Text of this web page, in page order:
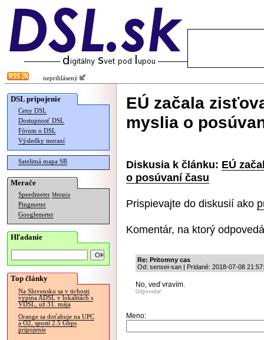
neprihlásený
DSL pripojenie
Ceny DSL
Dostupnosť DSL
Fórum o DSL
Výsledky meraní
Satelitná mapa SR
Merače
Speedmeter Merania
Pingmeter
Googlemeter
Hľadanie
Top články
Na Slovensku sa v tichosti
vypína ADSL v lokalitách s
VDSL, už 31. mája
Orange sa doťahuje na UPC
a O2, spustí 2.5 Gbps
pripojenie
EÚ začala
myslia o
Diskusia k článku: EÚ
o posúvaní času
Prispievajte do diskusií ako
Komentár, na ktorý
Re: Pritomny cas
Od: sensei-san | Pridané: 2018-07-08
No, veď vravím.
Odpovedať
Meno: